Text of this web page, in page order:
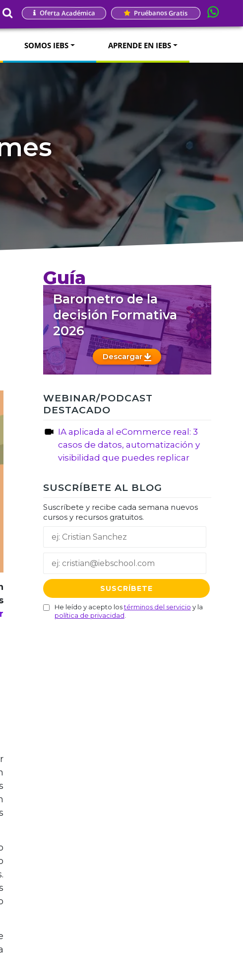
Oferta Académica Pruébanos Gratis
SOMOS IEBS APRENDE EN IEBS
Guía
Barometro de la
decisión Formativa
2026
Descargar
WEBINAR/PODCAST
DESTACADO
IA aplicada al eCommerce real: 3
casos de datos, automatización y
visibilidad que puedes replicar
SUSCRÍBETE AL BLOG
Suscríbete y recibe cada semana nuevos
cursos y recursos gratuitos.
He leído y acepto lostérminos del servicio y la
política de privacidad